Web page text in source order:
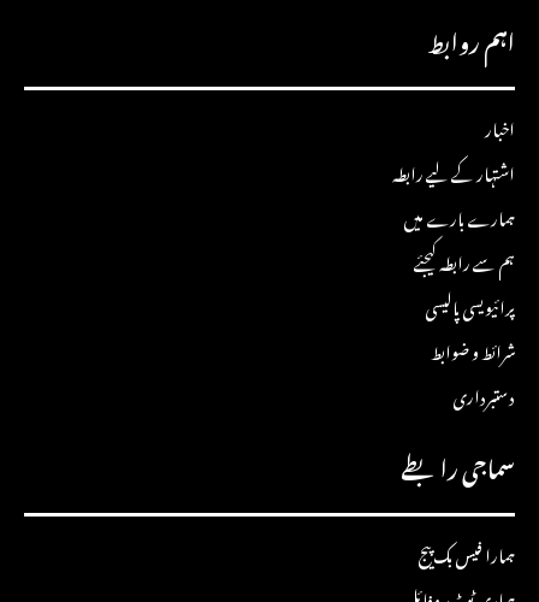
اہم روابط
اخبار
اشتہار کے لیے رابطہ
ہمارے بارے میں
ہم سے رابطہ کیجئے
پرائیویسی پالیسی
شرائط و ضوابط
دستبرداری
سماجی رابطے
ہمارا فیس بک پیج